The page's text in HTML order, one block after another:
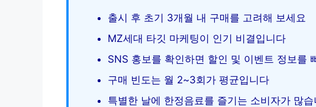
출시 후 초기 3개월 내 구매를 고려해 보세요
MZ세대 타깃 마케팅이 인기 비결입니다
SNS 홍보를 확인하면 할인 및 이벤트 정보를
구매 빈도는 월 2~3회가 평균입니다
특별한 날에 한정음료를 즐기는 소비자가 많습